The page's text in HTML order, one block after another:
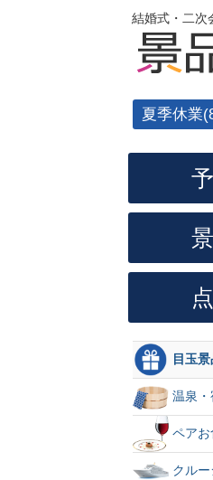
結婚式・二次
夏季休業
目玉
温泉・
ペアお
クル